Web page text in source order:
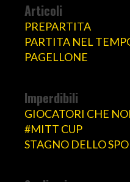
Articoli
PREPARTITA
PARTITA NEL
PAGELLONE
Imperdibili
GIOCATORI CHE
#MITT CUP
STAGNO DELLO